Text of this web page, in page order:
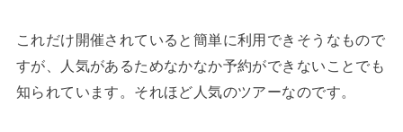
これだけ開催されていると簡単に利用できそうなもので
すが、人気があるためなかなか予約ができないことでも
知られています。それほど人気のツアーなのです。